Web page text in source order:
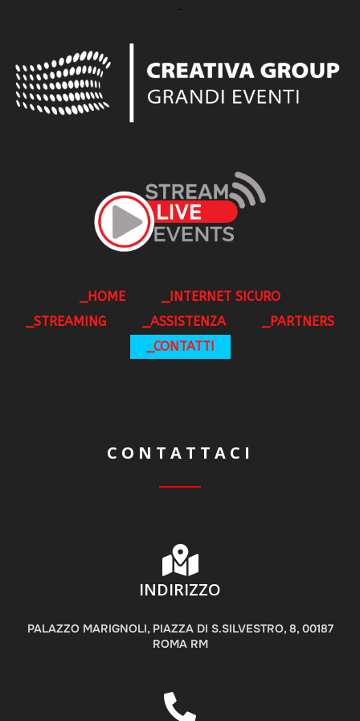
_HOME
_INTERNET SICURO
_STREAMING
_ASSISTENZA
_PARTNERS
_CONTATTI
CONTATTACI
INDIRIZZO
PALAZZO MARIGNOLI, PIAZZA DI S.SILVESTRO, 8, 00187
ROMA RM